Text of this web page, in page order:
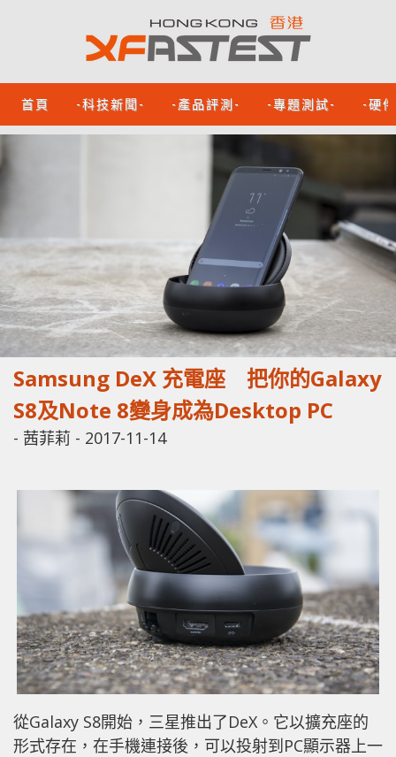
首頁 -科技新聞- -產品評測- -專題測試- -硬
Samsung DeX 充電座 把你的Galaxy
S8及Note 8變身成為Desktop PC
- 茜菲莉 - 2017-11-14
從Galaxy S8開始，三星推出了DeX。它以擴充座的
形式存在，在手機連接後，可以投射到PC顯示器上一